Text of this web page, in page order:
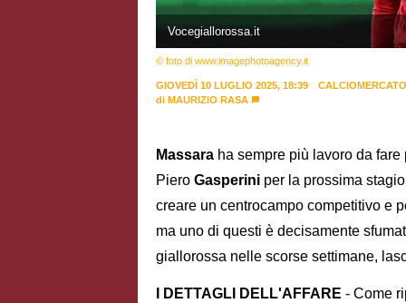
Vocegiallorossa.it
© foto di www.imagephotoagency.it
GIOVEDÌ 10 LUGLIO 2025, 18:39
CALCIOMERCATO
di MAURIZIO RASA
Massara ha sempre più lavoro da
Piero Gasperini per la prossima
creare un centrocampo competitivo e
ma uno di questi è decisamente
giallorossa nelle scorse settimane,
I DETTAGLI DELL'AFFARE - Come